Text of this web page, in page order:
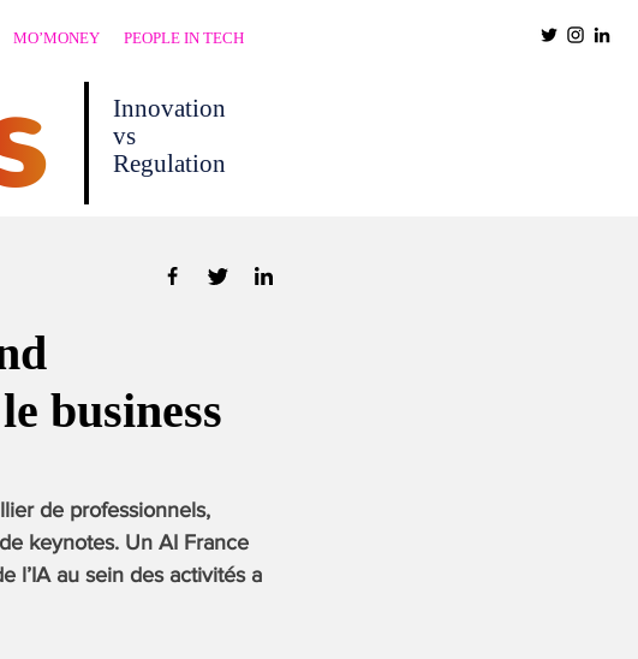
MO’MONEY PEOPLE IN TECH
Innovation
vs
Regulation
business
de professionnels,
keynotes. Un AI France
l’IA au sein des activités a